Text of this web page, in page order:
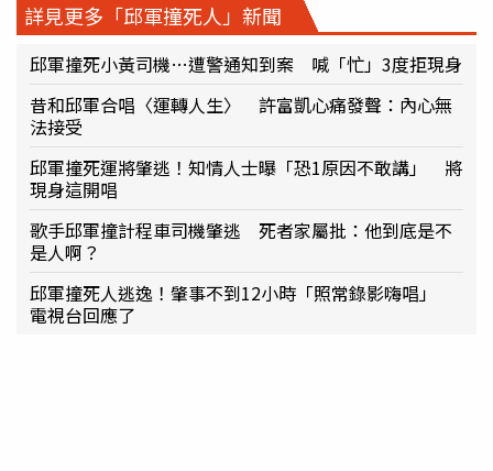
詳見更多「邱軍撞死人」新聞
邱軍撞死小黃司機…遭警通知到案 喊「忙」3度拒現身
昔和邱軍合唱〈運轉人生〉 許富凱心痛發聲：內心無
法接受
邱軍撞死運將肇逃！知情人士曝「恐1原因不敢講」 將
現身這開唱
歌手邱軍撞計程車司機肇逃 死者家屬批：他到底是不
是人啊？
邱軍撞死人逃逸！肇事不到12小時「照常錄影嗨唱」
電視台回應了